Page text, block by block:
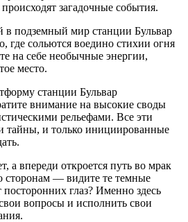
загадочные события.
в подземный мир станции Бульвар
где сольются воедино стихии огня
на себе необычные энергии,
место.
станции Бульвар
внимание на высокие своды
рельефами. Все эти
тайны, и только инициированные
а впереди откроется путь во мрак
сторонам — видите те темные
глаз? Именно здесь
вопросы и исполнить свои